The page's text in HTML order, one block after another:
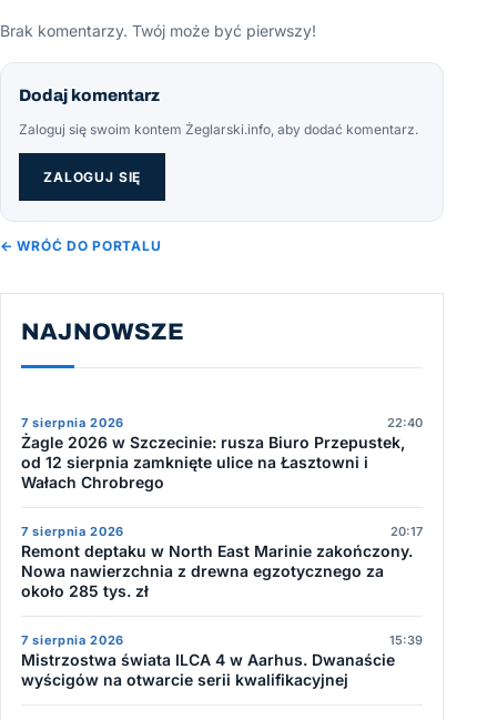
Brak komentarzy. Twój może być pierwszy!
Dodaj komentarz
Zaloguj się swoim kontem Żeglarski.info, aby dodać komentarz.
ZALOGUJ SIĘ
← WRÓĆ DO PORTALU
NAJNOWSZE
7 sierpnia 2026 22:40
Żagle 2026 w Szczecinie: rusza Biuro Przepustek,
od 12 sierpnia zamknięte ulice na Łasztowni i
Wałach Chrobrego
7 sierpnia 2026 20:17
Remont deptaku w North East Marinie zakończony.
Nowa nawierzchnia z drewna egzotycznego za
około 285 tys. zł
7 sierpnia 2026 15:39
Mistrzostwa świata ILCA 4 w Aarhus. Dwanaście
wyścigów na otwarcie serii kwalifikacyjnej